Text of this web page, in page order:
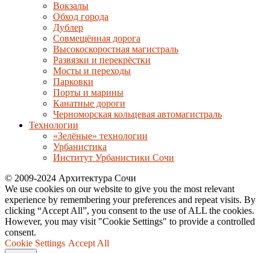
Вокзалы
Обход города
Дублер
Совмещённая дорога
Высокоскоростная магистраль
Развязки и перекрёстки
Мосты и переходы
Парковки
Порты и марины
Канатные дороги
Черноморская кольцевая автомагистраль
Технологии
«Зелёные» технологии
Урбанистика
Институт Урбанистики Сочи
© 2009-2024 Архитектура Сочи
We use cookies on our website to give you the most relevant
experience by remembering your preferences and repeat visits. By
clicking “Accept All”, you consent to the use of ALL the cookies.
However, you may visit "Cookie Settings" to provide a controlled
consent.
Cookie Settings Accept All